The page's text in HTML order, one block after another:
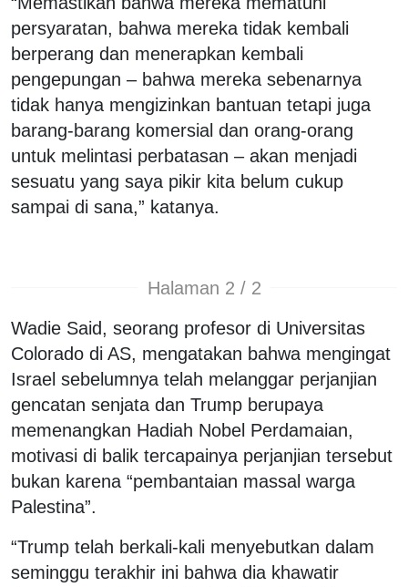
persyaratan, bahwa mereka tidak kembali
berperang dan menerapkan kembali
pengepungan – bahwa mereka sebenarnya
tidak hanya mengizinkan bantuan tetapi juga
barang-barang komersial dan orang-orang
untuk melintasi perbatasan – akan menjadi
sesuatu yang saya pikir kita belum cukup
sampai di sana,” katanya.
Halaman 2 / 2
Wadie Said, seorang profesor di Universitas
Colorado di AS, mengatakan bahwa mengingat
Israel sebelumnya telah melanggar perjanjian
gencatan senjata dan Trump berupaya
memenangkan Hadiah Nobel Perdamaian,
motivasi di balik tercapainya perjanjian tersebut
bukan karena “pembantaian massal warga
Palestina”.
“Trump telah berkali-kali menyebutkan dalam
seminggu terakhir ini bahwa dia khawatir